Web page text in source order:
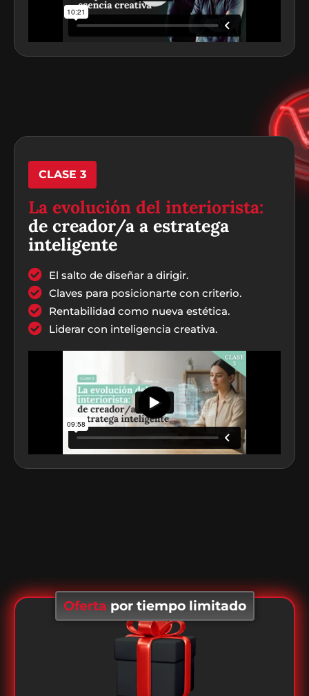
CLASE 3
La evolución del interiorista:
de creador/a a estratega
inteligente
El salto de diseñar a dirigir.
Claves para posicionarte con criterio.
Rentabilidad como nueva estética.
Liderar con inteligencia creativa.
Oferta por tiempo limitado